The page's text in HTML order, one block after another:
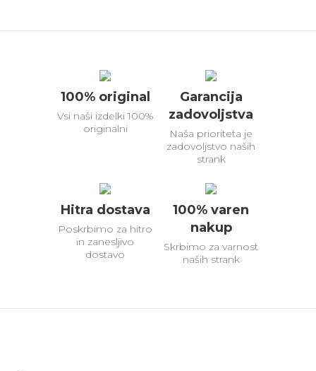
100% original
Vsi naši izdelki 100%
originalni
Garancija
zadovoljstva
Naša prioriteta je
zadovoljstvo naših
strank
Hitra dostava
Poskrbimo za hitro
in zanesljivo
dostavo
100% varen
nakup
Skrbimo za varnost
naših strank